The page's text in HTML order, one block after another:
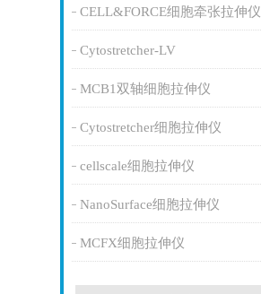
CELL&FORCE细胞牵张拉伸仪
Cytostretcher-LV
MCB1双轴细胞拉伸仪
Cytostretcher细胞拉伸仪
cellscale细胞拉伸仪
NanoSurface细胞拉伸仪
MCFX细胞拉伸仪